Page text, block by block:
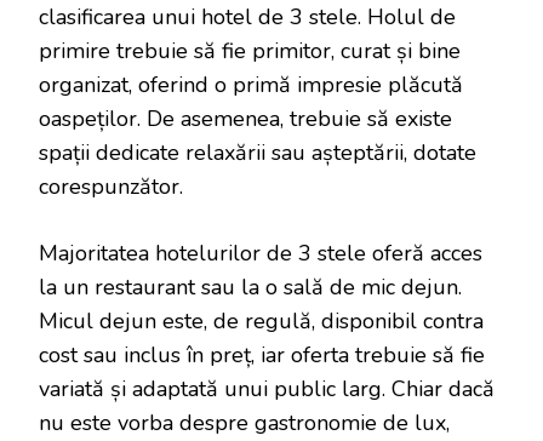
clasificarea unui hotel de 3 stele. Holul de
primire trebuie să fie primitor, curat și bine
organizat, oferind o primă impresie plăcută
oaspeților. De asemenea, trebuie să existe
spații dedicate relaxării sau așteptării, dotate
corespunzător.
Majoritatea hotelurilor de 3 stele oferă acces
la un restaurant sau la o sală de mic dejun.
Micul dejun este, de regulă, disponibil contra
cost sau inclus în preț, iar oferta trebuie să fie
variată și adaptată unui public larg. Chiar dacă
nu este vorba despre gastronomie de lux,